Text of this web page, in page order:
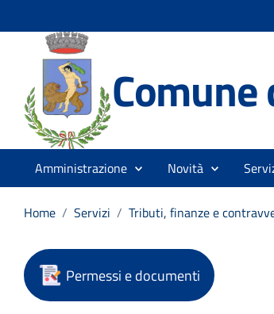
Amministrazione Novità
Home / Servizi / Tributi, finanze e
Permessi e documenti